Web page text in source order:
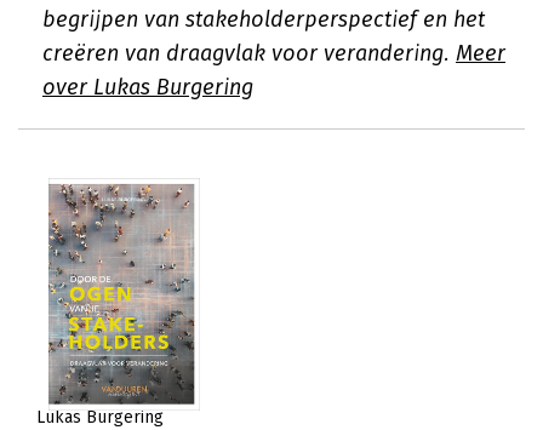
begrijpen van stakeholderperspectief en het
creëren van draagvlak voor verandering. Meer
over Lukas Burgering
Lukas Burgering